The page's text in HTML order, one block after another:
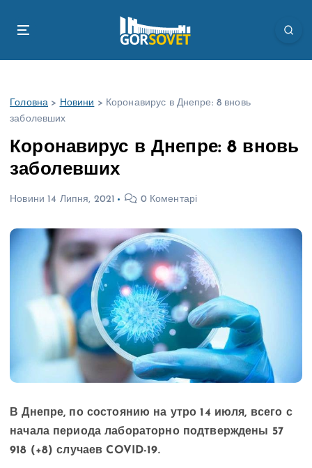
Головна > Новини > Коронавирус в Днепре: 8 вновь
заболевших
Коронавирус в Днепре: 8 вновь
заболевших
Новини 14 Липня, 2021 0 Коментарі
В Днепре, по состоянию на утро 14 июля, всего с
начала периода лабораторно подтверждены 57
918 (+8) случаев COVID-19.